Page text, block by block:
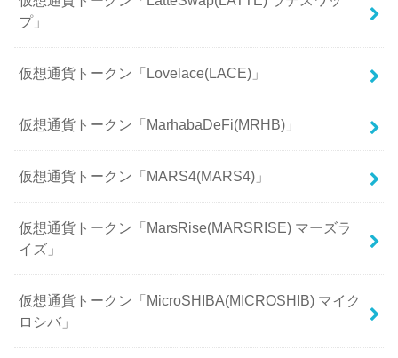
プ」
仮想通貨トークン「Lovelace(LACE)」
仮想通貨トークン「MarhabaDeFi(MRHB)」
仮想通貨トークン「MARS4(MARS4)」
仮想通貨トークン「MarsRise(MARSRISE) マーズラ
イズ」
仮想通貨トークン「MicroSHIBA(MICROSHIB) マイク
ロシバ」